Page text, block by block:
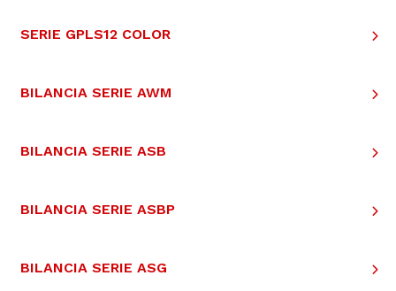
SERIE GPLS12 COLOR
BILANCIA SERIE AWM
BILANCIA SERIE ASB
BILANCIA SERIE ASBP
BILANCIA SERIE ASG